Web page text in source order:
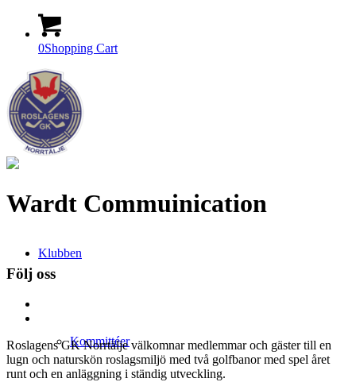
0Shopping Cart
Klubben
Kommittéer
Wardt Commuinication
Följ oss
Roslagens GK Norrtälje välkomnar medlemmar och gäster till en
lugn och naturskön roslagsmiljö med två golfbanor med spel året
runt och en anläggning i ständig utveckling.